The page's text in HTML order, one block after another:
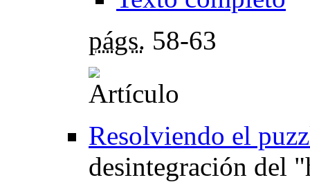
págs. 58-63
Resolviendo el
desintegración del